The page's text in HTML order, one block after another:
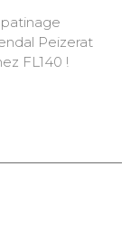
Peizerat
FL140 !